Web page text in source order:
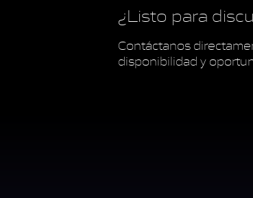
¿Listo para
Contáctanos
disponibilidad y